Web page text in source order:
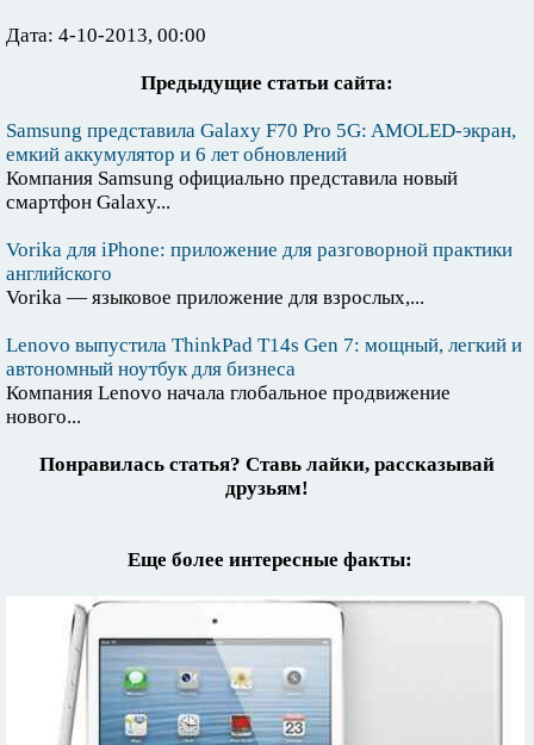
Дата: 4-10-2013, 00:00
Предыдущие статьи сайта:
Samsung представила Galaxy F70 Pro 5G: AMOLED-экран,
емкий аккумулятор и 6 лет обновлений
Компания Samsung официально представила новый
смартфон Galaxy...
Vorika для iPhone: приложение для разговорной практики
английского
Vorika — языковое приложение для взрослых,...
Lenovo выпустила ThinkPad T14s Gen 7: мощный, легкий и
автономный ноутбук для бизнеса
Компания Lenovo начала глобальное продвижение
нового...
Понравилась статья? Ставь лайки, рассказывай
друзьям!
Еще более интересные факты: